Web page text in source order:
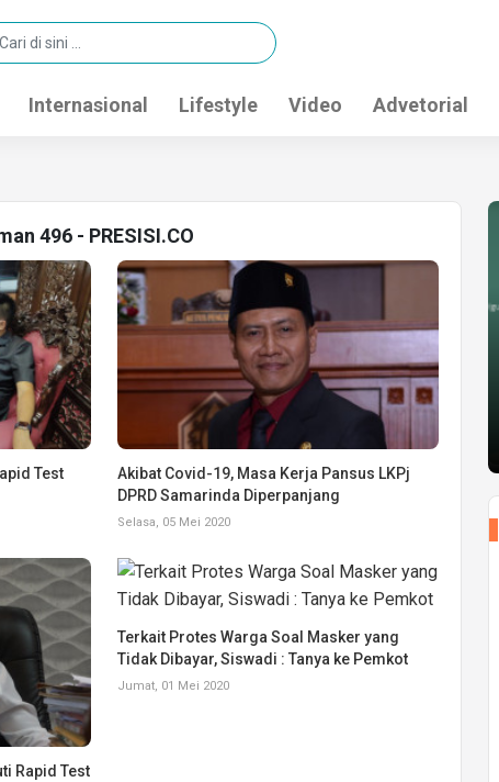
Internasional Lifestyle Video Advetorial
496 - PRESISI.CO
Test
Akibat Covid-19, Masa Kerja Pansus LKPj
DPRD Samarinda Diperpanjang
Selasa, 05 Mei 2020
Rapid Test
Terkait Protes Warga Soal Masker yang
Tidak Dibayar, Siswadi : Tanya ke Pemkot
Jumat, 01 Mei 2020